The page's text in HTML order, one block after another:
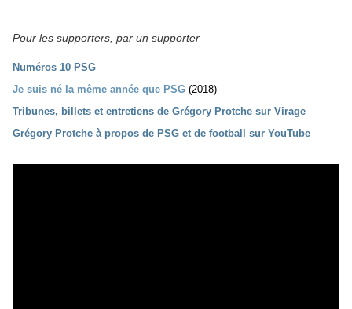
Pour les supporters, par un supporter
Numéros 10 PSG
Je suis né la même année que PSG (2018)
Tribunes, billets et entretiens de Grégory Protche sur Virage
Grégory Protche à propos de PSG et de football sur YouTube